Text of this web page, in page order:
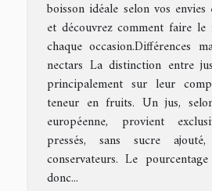
boisson idéale selon vos
et découvrez comment faire
chaque occasion.Différences
nectars La distinction entre
principalement sur leur
teneur en fruits. Un jus,
européenne, provient
pressés, sans sucre
conservateurs. Le
donc...